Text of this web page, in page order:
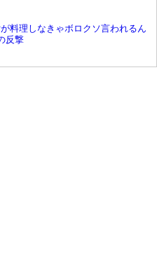
料理しなきゃボロクソ言われるん
反撃